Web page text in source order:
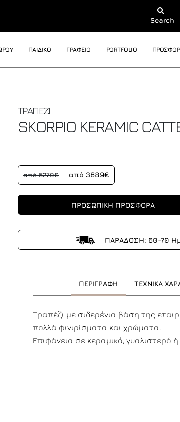
Search
ΠΑΙΔΙΚΟ ΓΡΑΦΕΙΟ PORTFOLIO
ΤΡΑΠΕΖΙ
SKORPIO KERAMIC
από 5270€ από 3689€
ΠΡΟΣΩΠΙΚΗ ΠΡΟΣΦΟΡΑ
ΠΑΡΑΔΟΣΗ: 60-70
ΠΕΡΙΓΡΑΦΗ ΤΕΧΝΙΚΑ
Τραπέζι με σιδερένια βάση της
πολλά φινιρίσματα και χρώματα.
Επιφάνεια σε κεραμικό, γυαλιστερό ή